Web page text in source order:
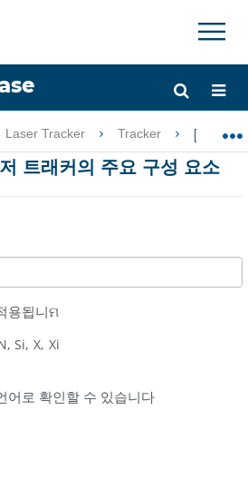
인
×
축소
Laser Tracker Tracker ION,
트래커의 주요 구성 요소
Si X Xi